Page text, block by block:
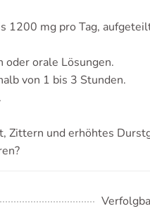
1200 mg pro Tag,
oder orale Lösungen.
von 1 bis 3 Stunden.
Zittern und erhöhtes